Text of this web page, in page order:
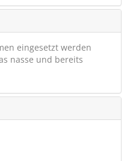
eingesetzt werden
nasse und bereits
Höveler Reformin plus 10 kg